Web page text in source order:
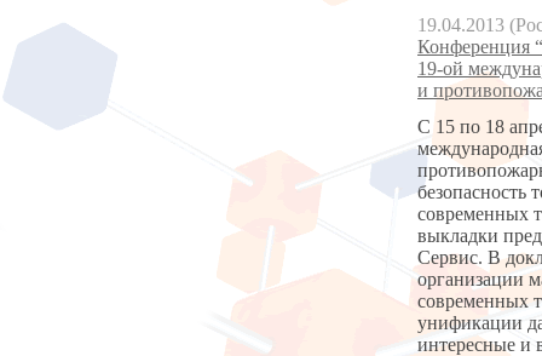
19.04.2013
Конференция
19-ой
и
С 15 по 18
безопасность
современных
выкладки
Сервис. В
организации
современных
унификации
интересные и